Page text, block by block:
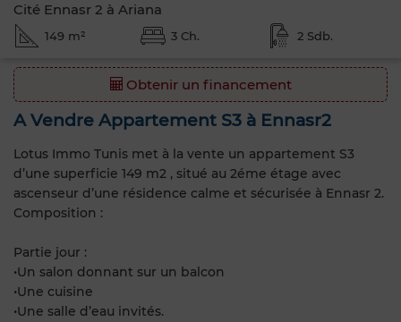
Cité Ennasr 2 à Ariana
149 m² 3 Ch. 2 Sdb.
Obtenir un financement
A Vendre Appartement S3 à Ennasr2
Lotus Immo Tunis met à la vente un appartement S3
d’une superficie 149 m2 , situé au 2éme étage avec
ascenseur d’une résidence calme et sécurisée à Ennasr 2.
Composition :
Partie jour :
•Un salon donnant sur un balcon
•Une cuisine
•Une salle d’eau invités.